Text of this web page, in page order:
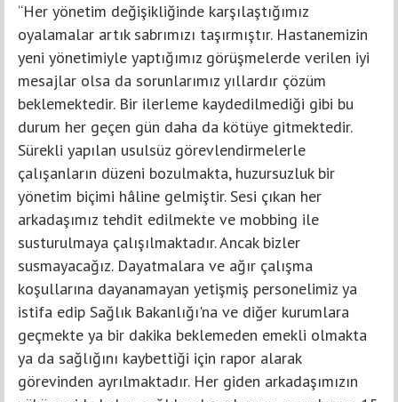
“Her yönetim değişikliğinde karşılaştığımız
oyalamalar artık sabrımızı taşırmıştır. Hastanemizin
yeni yönetimiyle yaptığımız görüşmelerde verilen iyi
mesajlar olsa da sorunlarımız yıllardır çözüm
beklemektedir. Bir ilerleme kaydedilmediği gibi bu
durum her geçen gün daha da kötüye gitmektedir.
Sürekli yapılan usulsüz görevlendirmelerle
çalışanların düzeni bozulmakta, huzursuzluk bir
yönetim biçimi hâline gelmiştir. Sesi çıkan her
arkadaşımız tehdit edilmekte ve mobbing ile
susturulmaya çalışılmaktadır. Ancak bizler
susmayacağız. Dayatmalara ve ağır çalışma
koşullarına dayanamayan yetişmiş personelimiz ya
istifa edip Sağlık Bakanlığı'na ve diğer kurumlara
geçmekte ya bir dakika beklemeden emekli olmakta
ya da sağlığını kaybettiği için rapor alarak
görevinden ayrılmaktadır. Her giden arkadaşımızın